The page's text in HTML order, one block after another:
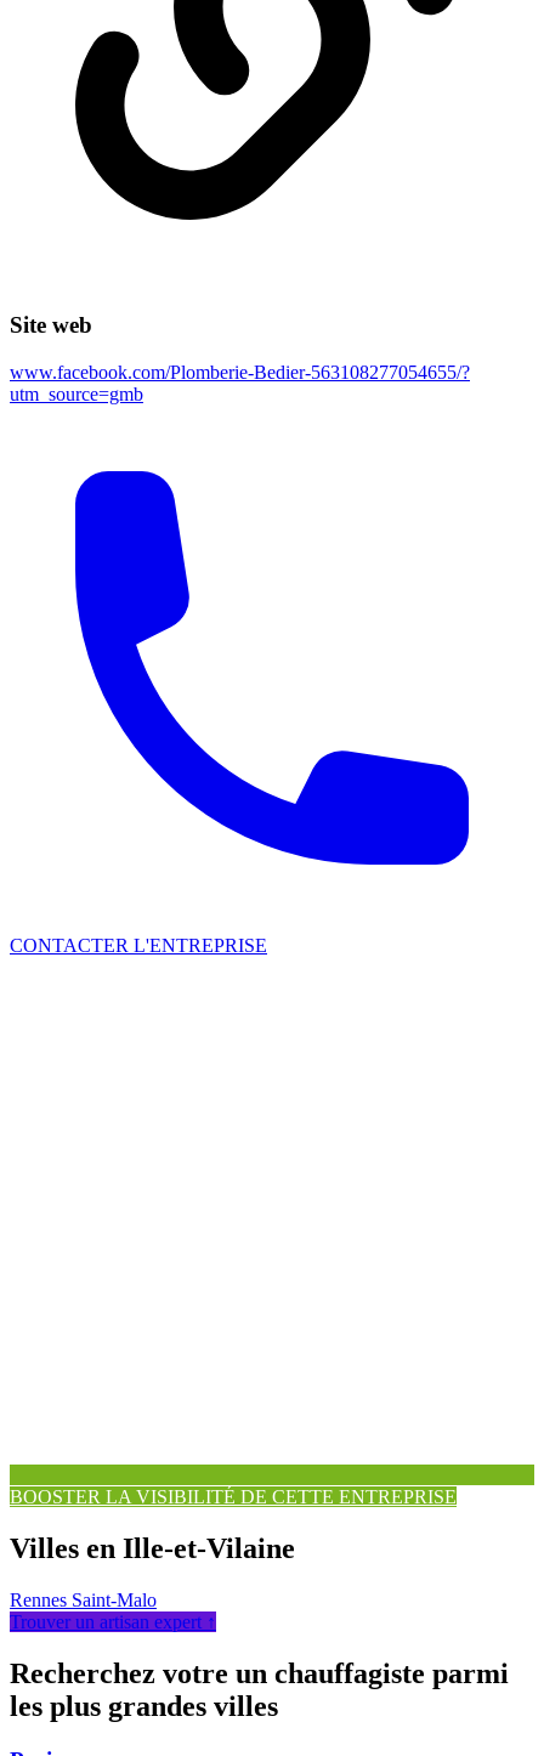
Site web
www.facebook.com/Plomberie-Bedier-563108277054655/?
utm_source=gmb
CONTACTER L'ENTREPRISE
BOOSTER LA VISIBILITÉ DE CETTE ENTREPRISE
Villes en Ille-et-Vilaine
Rennes Saint-Malo
Trouver un artisan expert ↑
Recherchez votre un chauffagiste parmi
les plus grandes villes